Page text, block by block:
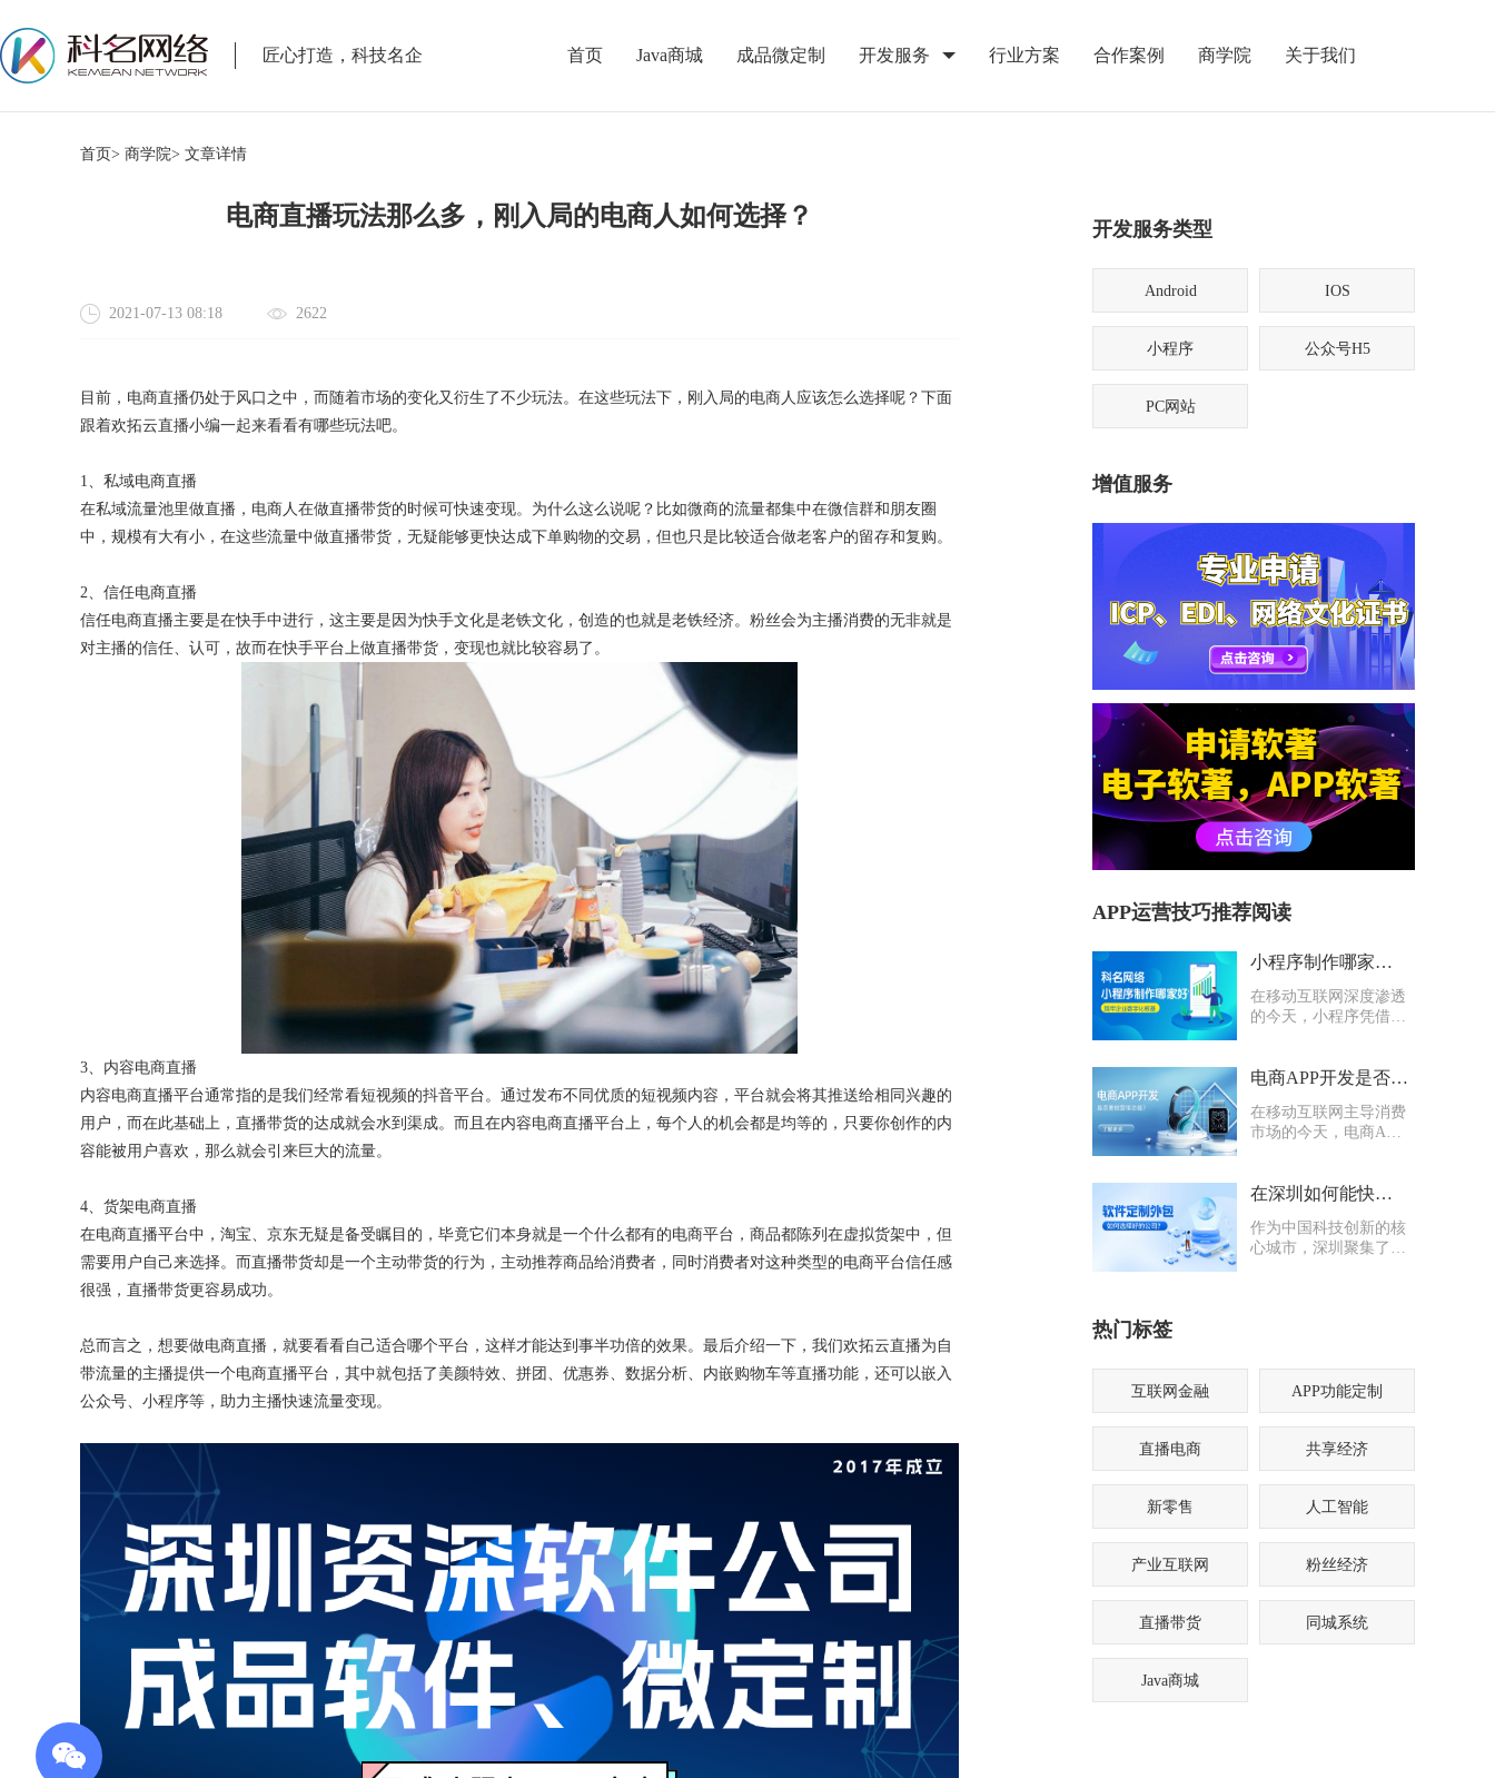
匠心打造，科技名企 首页 Java商城 成品微定制 开发服务 行业方案 合作案例 商学院 关于我们
首页> 商学院> 文章详情
电商直播玩法那么多，刚入局的电商人如何选择？
2021-07-13 08:18 2622
目前，电商直播仍处于风口之中，而随着市场的变化又衍生了不少玩法。在这些玩法下，刚入局的电商人应该怎么选择呢？下面
跟着欢拓云直播小编一起来看看有哪些玩法吧。
1、私域电商直播
在私域流量池里做直播，电商人在做直播带货的时候可快速变现。为什么这么说呢？比如微商的流量都集中在微信群和朋友圈
中，规模有大有小，在这些流量中做直播带货，无疑能够更快达成下单购物的交易，但也只是比较适合做老客户的留存和复购。
2、信任电商直播
信任电商直播主要是在快手中进行，这主要是因为快手文化是老铁文化，创造的也就是老铁经济。粉丝会为主播消费的无非就是
对主播的信任、认可，故而在快手平台上做直播带货，变现也就比较容易了。
3、内容电商直播
内容电商直播平台通常指的是我们经常看短视频的抖音平台。通过发布不同优质的短视频内容，平台就会将其推送给相同兴趣的
用户，而在此基础上，直播带货的达成就会水到渠成。而且在内容电商直播平台上，每个人的机会都是均等的，只要你创作的内
容能被用户喜欢，那么就会引来巨大的流量。
4、货架电商直播
在电商直播平台中，淘宝、京东无疑是备受瞩目的，毕竟它们本身就是一个什么都有的电商平台，商品都陈列在虚拟货架中，但
需要用户自己来选择。而直播带货却是一个主动带货的行为，主动推荐商品给消费者，同时消费者对这种类型的电商平台信任感
很强，直播带货更容易成功。
总而言之，想要做电商直播，就要看看自己适合哪个平台，这样才能达到事半功倍的效果。最后介绍一下，我们欢拓云直播为自
带流量的主播提供一个电商直播平台，其中就包括了美颜特效、拼团、优惠券、数据分析、内嵌购物车等直播功能，还可以嵌入
公众号、小程序等，助力主播快速流量变现。
开发服务类型
Android IOS
小程序 公众号H5
PC网站
增值服务
APP运营技巧推荐阅读
小程序制作哪家好？科名网络用专业筑牢企业数字化根基
在移动互联网深度渗透
的今天，小程序凭借轻
打通线上渠道、沉淀私
论是初创商户还是成熟
企业，都纷纷布局小程
电商APP开发是否要多做营销功能
在移动互联网主导消费
市场的今天，电商APP
体。不少企业在开发电
个两难困境：电商APP
开发是否要多做营销功
在深圳如何能快速找到一家优质的软件定制外包公司
作为中国科技创新的核
心城市，深圳聚集了海
司时，常常陷入“选择
热门标签
互联网金融 APP功能定制
直播电商 共享经济
新零售 人工智能
产业互联网 粉丝经济
直播带货 同城系统
Java商城
获得产品报价方案
1万个想法不如1次的方案落地